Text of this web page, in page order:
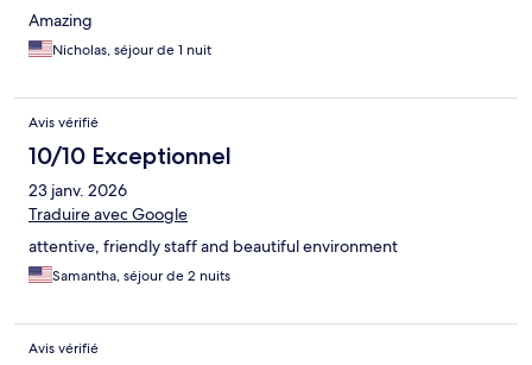
Amazing
Nicholas, séjour de 1 nuit
Avis vérifié
10/10 Exceptionnel
23 janv. 2026
Traduire avec Google
attentive, friendly staff and beautiful environment
Samantha, séjour de 2 nuits
Avis vérifié